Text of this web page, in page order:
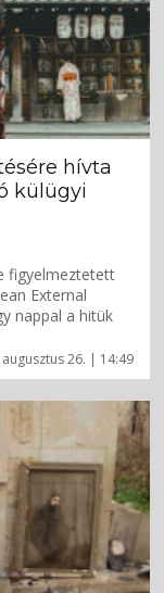
augusztus 26. | 14:49
hívta
külügyi
figyelmeztetett
External
nappal a hitük